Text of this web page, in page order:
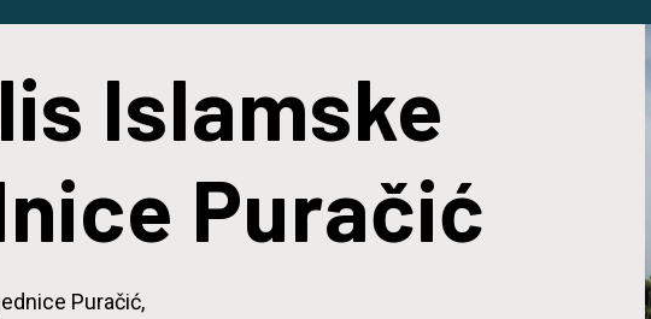
Islamske
Puračić
Puračić,